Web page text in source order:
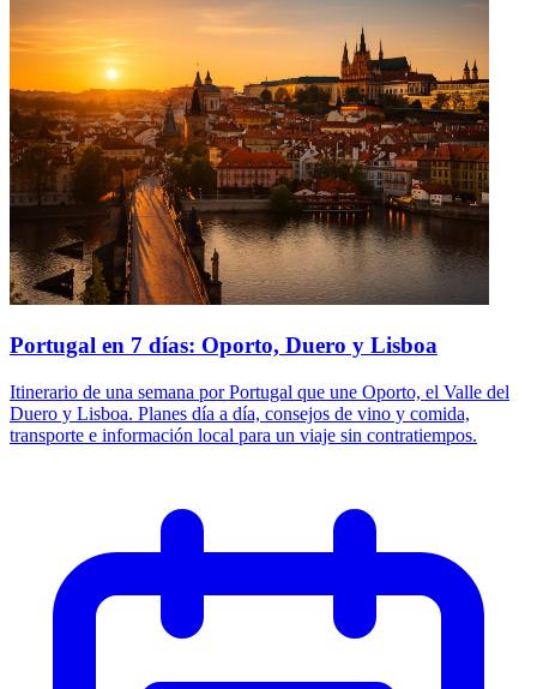
Portugal en 7 días: Oporto, Duero y Lisboa
Itinerario de una semana por Portugal que une Oporto, el Valle del
Duero y Lisboa. Planes día a día, consejos de vino y comida,
transporte e información local para un viaje sin contratiempos.